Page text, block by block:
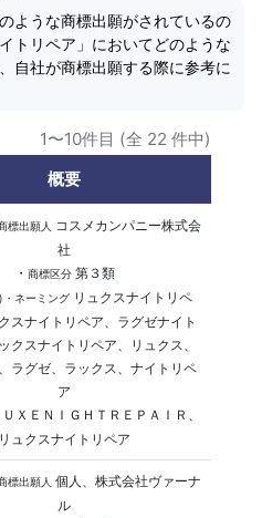
ような商標出願がされているの
トリペア」においてどのような
自社が商標出願する際に参考に
1〜10件目 (全 22 件中)
概要
標出願人
コスメカンパニー株式会
社
・ 商標区分第３類
ネーミングリュクスナイトリペ
スナイトリペア、ラグゼナイト
クスナイトリペア、リュクス、
ラグゼ、ラックス、ナイトリペ
ア
ＸＥＮＩＧＨＴＲＥＰＡＩＲ、
リュクスナイトリペア
標出願人 個人、株式会社ヴァーナ
ル